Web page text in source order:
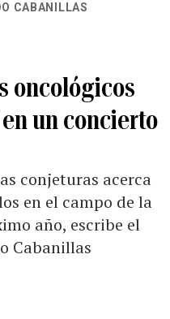
CABANILLAS
oncológicos
un concierto
conjeturas acerca
en el campo de la
año, escribe el
Cabanillas